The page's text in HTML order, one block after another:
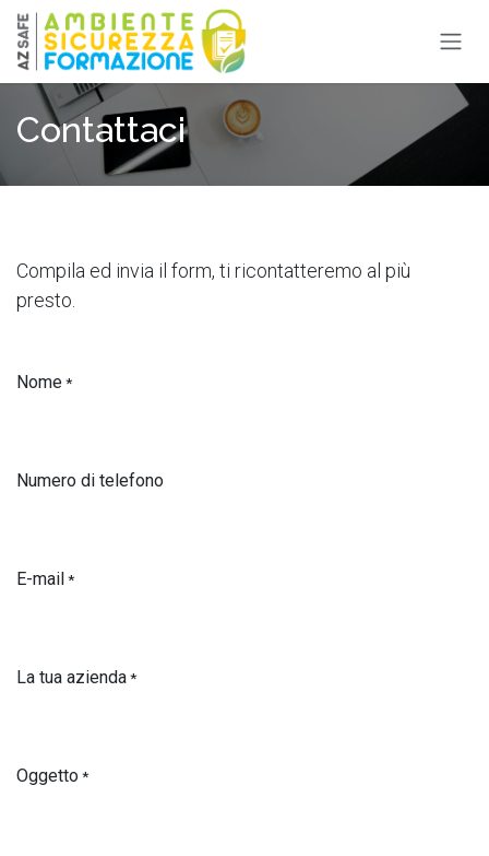
Passa al contenuto
Contattaci
Compila ed invia il form, ti ricontatteremo al più
presto.
Nome*
Numero di telefono
E-mail*
La tua azienda*
Oggetto*